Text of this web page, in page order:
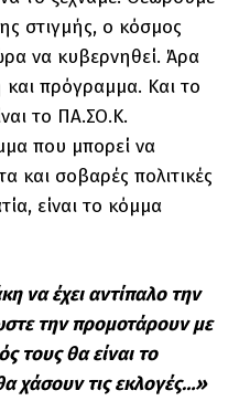
στιγμής, ο κόσμος
να κυβερνηθεί. Άρα
και πρόγραμμα. Και το
το ΠΑ.ΣΟ.Κ.
που μπορεί να
και σοβαρές πολιτικές
είναι το κόμμα
να έχει αντίπαλο την
την προμοτάρουν με
τους θα είναι το
χάσουν τις εκλογές…»